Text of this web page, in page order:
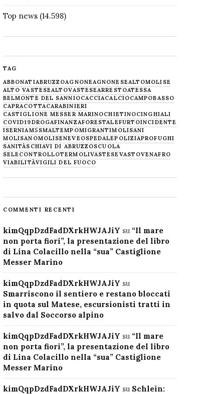
Top news(14.598)
TAG
ABBONATIABRUZZOAGNONEAGNONESEALTOMOLISE
ALTO VASTESEALTOVASTESEARRESTOATESSA
BELMONTE DEL SANNIOCACCIACALCIOCAMPOBASSO
CAPRACOTTACARABINIERI
CASTIGLIONE MESSER MARINOCHIETINOCINGHIALI
COVID19DROGAFINANZAFORESTALEFURTOINCIDENTE
ISERNIAM5SMALTEMPOMIGRANTIMOLISANI
MOLISANOMOLISENEVE OSPEDALEPOLIZIAPROFUGHI
SANITÀSCHIAVI DI ABRUZZOSCUOLA
SELECONTROLLOTERMOLIVASTESE VASTOVENAFRO
VIABILITÀVIGILI DEL FUOCO
COMMENTI RECENTI
kimQqpDzdFadDXrkHWJAJiY su “Il mare
non porta fiori”, la presentazione del libro
di Lina Colacillo nella “sua” Castiglione
Messer Marino
kimQqpDzdFadDXrkHWJAJiY su
Smarriscono il sentiero e restano bloccati
in quota sul Matese, escursionisti tratti in
salvo dal Soccorso alpino
kimQqpDzdFadDXrkHWJAJiY su “Il mare
non porta fiori”, la presentazione del libro
di Lina Colacillo nella “sua” Castiglione
Messer Marino
kimQqpDzdFadDXrkHWJAJiY su Schlein: